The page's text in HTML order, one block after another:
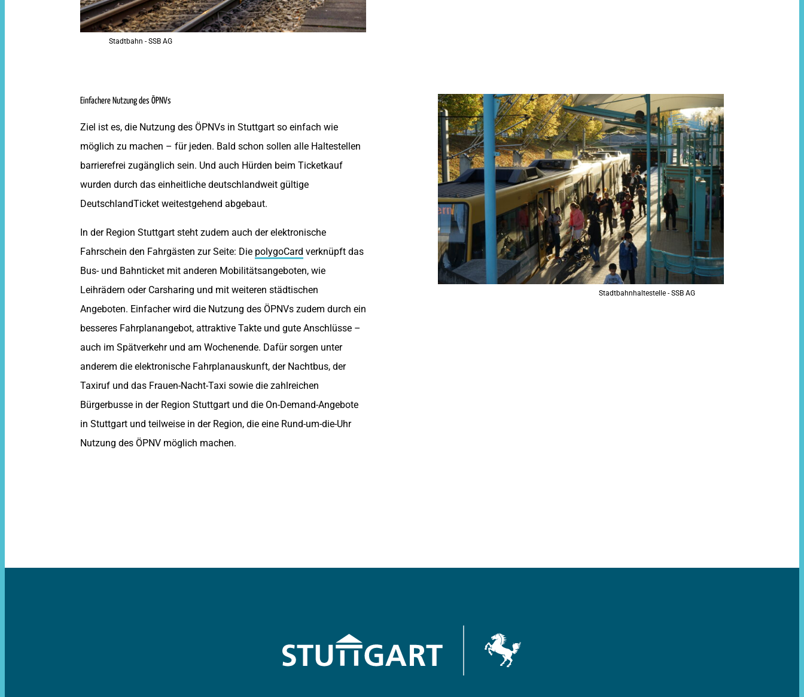
Stadtbahn - SSB AG
Einfachere Nutzung des ÖPNVs
Ziel ist es, die Nutzung des ÖPNVs in Stuttgart so einfach wie
möglich zu machen – für jeden. Bald schon sollen alle Haltestellen
barrierefrei zugänglich sein. Und auch Hürden beim Ticketkauf
wurden durch das einheitliche deutschlandweit gültige
DeutschlandTicket weitestgehend abgebaut.
In der Region Stuttgart steht zudem auch der elektronische
Fahrschein den Fahrgästen zur Seite: Die polygoCard verknüpft das
Bus- und Bahnticket mit anderen Mobilitätsangeboten, wie
Leihrädern oder Carsharing und mit weiteren städtischen
Angeboten. Einfacher wird die Nutzung des ÖPNVs zudem durch ein
besseres Fahrplanangebot, attraktive Takte und gute Anschlüsse –
auch im Spätverkehr und am Wochenende. Dafür sorgen unter
anderem die elektronische Fahrplanauskunft, der Nachtbus, der
Taxiruf und das Frauen-Nacht-Taxi sowie die zahlreichen
Bürgerbusse in der Region Stuttgart und die On-Demand-Angebote
in Stuttgart und teilweise in der Region, die eine Rund-um-die-Uhr
Nutzung des ÖPNV möglich machen.
Stadtbahnhaltestelle - SSB AG